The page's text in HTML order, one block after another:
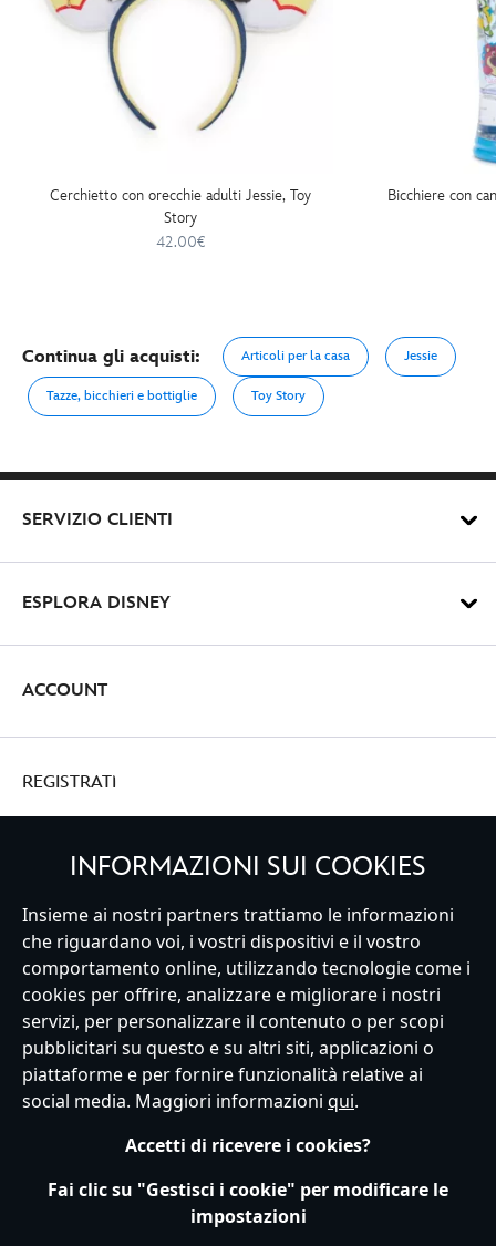
Cerchietto con orecchie adulti Jessie, Toy
Story
42.00€
Bicchiere con
Continua gli acquisti: Articoli per la casa Jessie
Tazze, bicchieri e bottiglie Toy Story
SERVIZIO CLIENTI
ESPLORA DISNEY
ACCOUNT
REGISTRATI
Italy
Servizio Clienti Termini d'Uso Trova Negozio
Mappa del Sito
Normativa Europea sul trattamento dei dati personali
Informativa sulla privacy
Politica dei Cookie
Informativa sulla privacy UE
Termini e Condizioni generali
Gestisci le impostazioni dei Cookies
s172 Statements
INFORMAZIONI SUI COOKIES
Insieme ai nostri partners trattiamo le informazioni
che riguardano voi, i vostri dispositivi e il vostro
comportamento online, utilizzando tecnologie come i
cookies per offrire, analizzare e migliorare i nostri
servizi, per personalizzare il contenuto o per scopi
pubblicitari su questo e su altri siti, applicazioni o
piattaforme e per fornire funzionalità relative ai
social media. Maggiori informazioni qui.
Accetti di ricevere i cookies?
Fai clic su "Gestisci i cookie" per modificare le
impostazioni